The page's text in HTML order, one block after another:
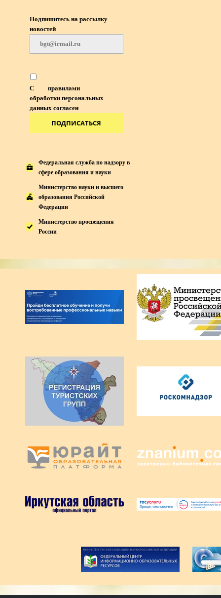
Подпишитесь на рассылку
новостей
С
правилами
обработки персональных
данных согласен
ПОДПИСАТЬСЯ
Федеральная служба по надзору в
сфере образования и науки
Министерство науки и высшего
образования Российской
Федерации
Министерство просвещения
России